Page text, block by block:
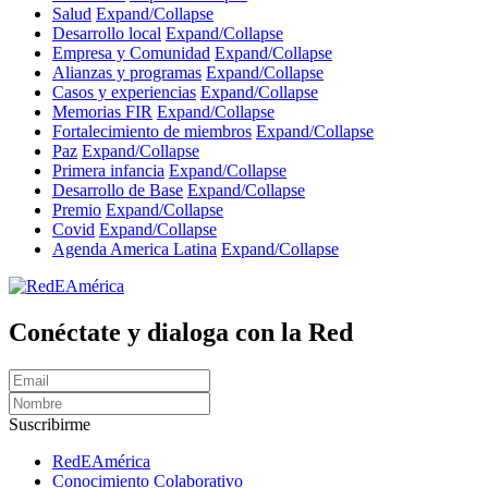
Salud Expand/Collapse
Desarrollo local Expand/Collapse
Empresa y Comunidad Expand/Collapse
Alianzas y programas Expand/Collapse
Casos y experiencias Expand/Collapse
Memorias FIR Expand/Collapse
Fortalecimiento de miembros Expand/Collapse
Paz Expand/Collapse
Primera infancia Expand/Collapse
Desarrollo de Base Expand/Collapse
Premio Expand/Collapse
Covid Expand/Collapse
Agenda America Latina Expand/Collapse
Conéctate y dialoga con la Red
Suscribirme
RedEAmérica
Conocimiento Colaborativo